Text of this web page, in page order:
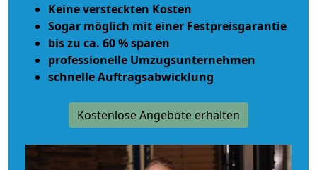
Keine versteckten Kosten
Sogar möglich mit einer Festpreisgarantie
bis zu ca. 60 % sparen
professionelle Umzugsunternehmen
schnelle Auftragsabwicklung
Kostenlose Angebote erhalten